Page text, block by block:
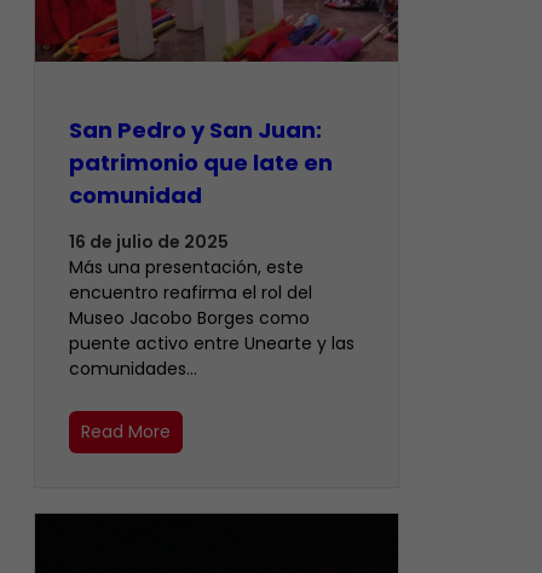
San Pedro y San Juan:
patrimonio que late en
comunidad
16 de julio de 2025
Más una presentación, este
encuentro reafirma el rol del
Museo Jacobo Borges como
puente activo entre Unearte y las
comunidades…
Read More